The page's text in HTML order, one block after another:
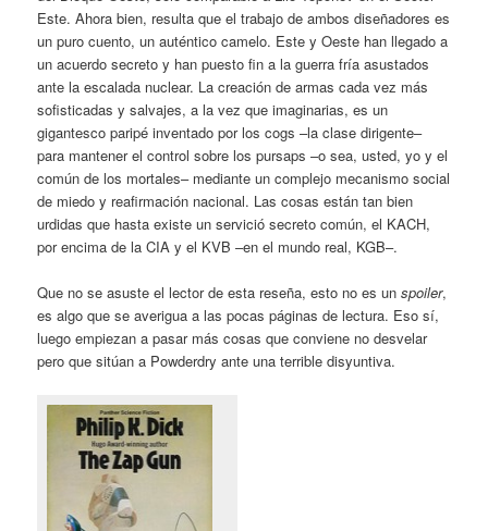
Este. Ahora bien, resulta que el trabajo de ambos diseñadores es
un puro cuento, un auténtico camelo. Este y Oeste han llegado a
un acuerdo secreto y han puesto fin a la guerra fría asustados
ante la escalada nuclear. La creación de armas cada vez más
sofisticadas y salvajes, a la vez que imaginarias, es un
gigantesco paripé inventado por los cogs –la clase dirigente–
para mantener el control sobre los pursaps –o sea, usted, yo y el
común de los mortales– mediante un complejo mecanismo social
de miedo y reafirmación nacional. Las cosas están tan bien
urdidas que hasta existe un servició secreto común, el KACH,
por encima de la CIA y el KVB –en el mundo real, KGB–.
Que no se asuste el lector de esta reseña, esto no es unspoiler,
es algo que se averigua a las pocas páginas de lectura. Eso sí,
luego empiezan a pasar más cosas que conviene no desvelar
pero que sitúan a Powderdry ante una terrible disyuntiva.